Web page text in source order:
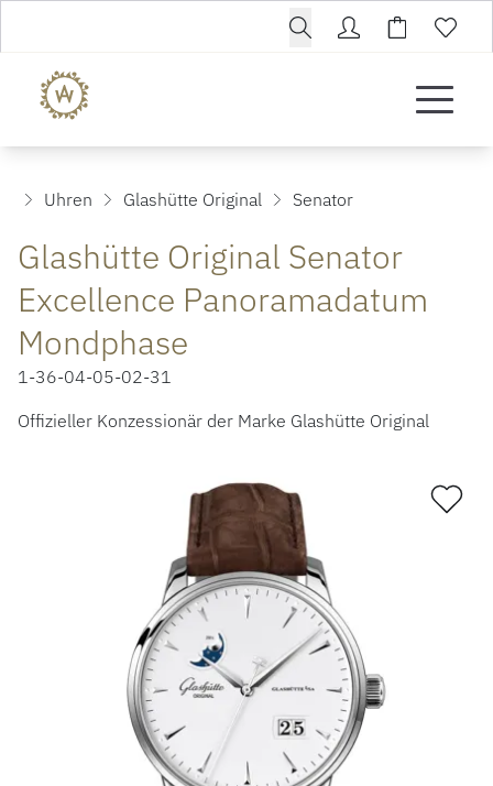
ROLEX CERTIFIED PRE-OWNED
Uhren Glashütte Original Senator
Glashütte Original Senator
Excellence Panoramadatum
Mondphase
1-36-04-05-02-31
Offizieller Konzessionär der Marke Glashütte Original